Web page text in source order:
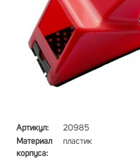
Артикул:
20985
Материал
корпуса:
пластик